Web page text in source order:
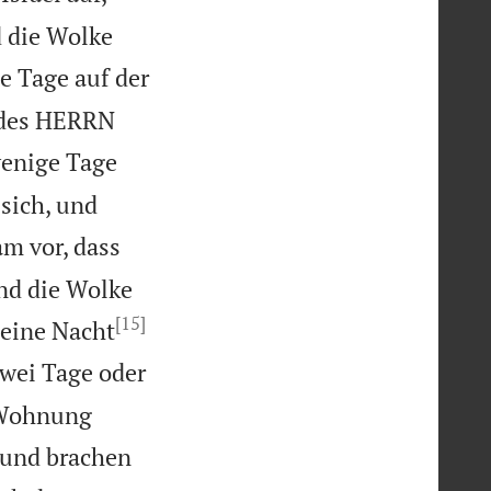
die Wolke
Tage auf der
HERRN
Tage
und
vor, dass
die Wolke
Nacht[15]
Tage oder
brachen